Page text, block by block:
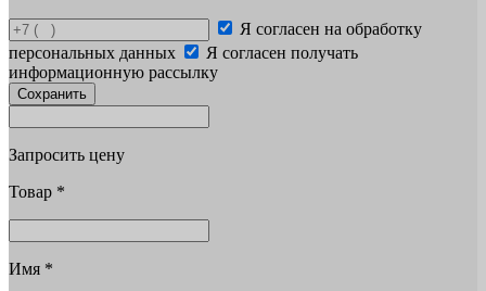
Я согласен на обработку
персональных данных
Я согласен получать
информационную рассылку
Сохранить
Запросить цену
Товар *
Имя *